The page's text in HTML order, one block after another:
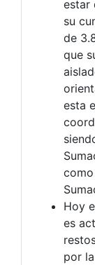
estar
su
de
que
esta
Hoy
es
por